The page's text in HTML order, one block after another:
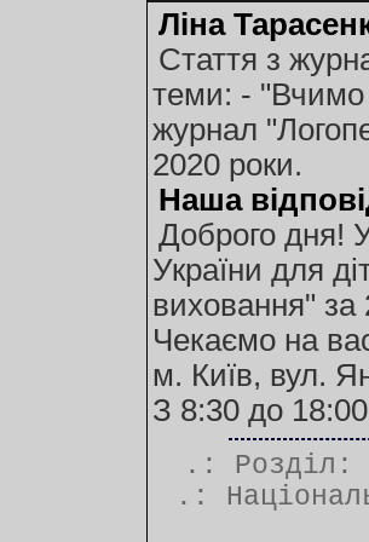
Ліна
Стаття з
теми: - "Вчимо
журнал
2020 роки.
Наша
Доброго дня!
України для
виховання" за
Чекаємо на
м. Київ, вул.
З 8:30 до
.: Розділ:
.: